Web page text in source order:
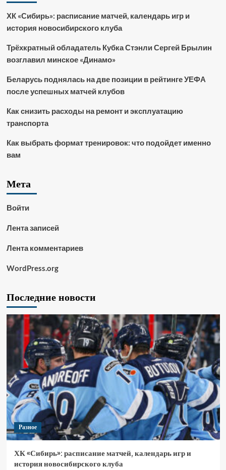
ХК «Сибирь»: расписание матчей, календарь игр и
история новосибирского клуба
Трёхкратный обладатель Кубка Стэнли Сергей Брылин
возглавил минское «Динамо»
Беларусь поднялась на две позиции в рейтинге УЕФА
после успешных матчей клубов
Как снизить расходы на ремонт и эксплуатацию
транспорта
Как выбрать формат тренировок: что подойдет именно
вам
Мета
Войти
Лента записей
Лента комментариев
WordPress.org
Последние новости
Разное
ХК «Сибирь»: расписание матчей, календарь игр и
история новосибирского клуба